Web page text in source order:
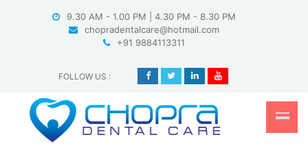
9.30 AM - 1.00 PM | 4.30 PM - 8.30 PM
chopradentalcare@hotmail.com
+91 9884113311
FOLLOW US :